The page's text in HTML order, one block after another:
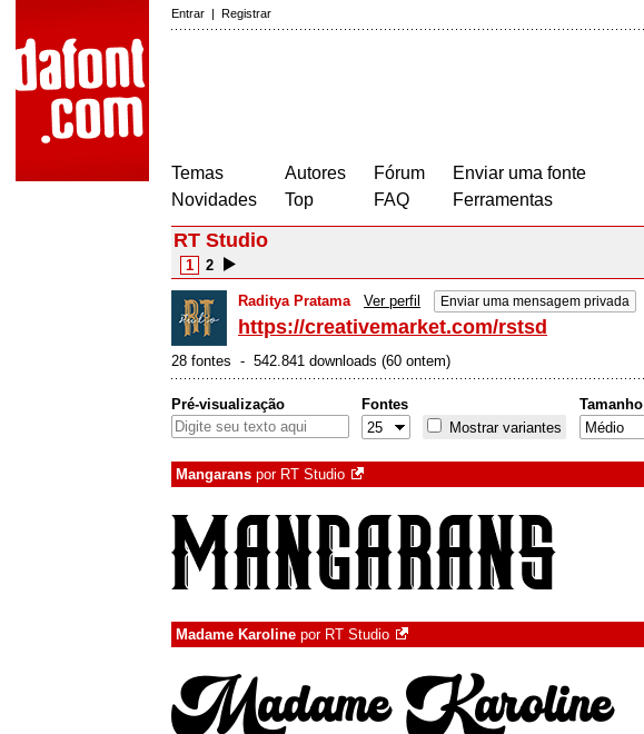
Entrar | Registrar
Temas
Novidades
Autores
Top
Fórum
FAQ
Enviar uma fonte
Ferramentas
RT Studio
1 2
Raditya Pratama Ver perfil Enviar uma mensagem privada
https://creativemarket.com/rstsd
28 fontes - 542.841 downloads (60 ontem)
Pré-visualização
Fontes
Mostrar variantes
Tamanho
Mangarans por RT Studio
Madame Karoline por RT Studio